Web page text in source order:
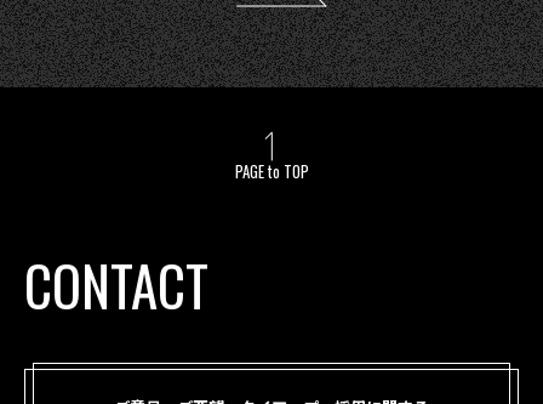
PAGE to TOP
CONTACT